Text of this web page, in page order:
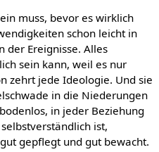
muss, bevor es wirklich
schon leicht in
der Ereignisse. Alles
sein kann, weil es nur
zehrt jede Ideologie. Und sie
in die Niederungen
in jeder Beziehung
ist,
gepflegt und gut bewacht.